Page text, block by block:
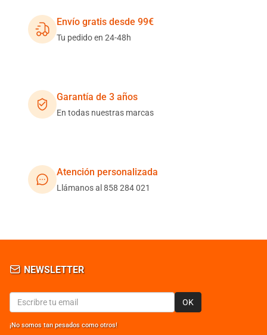
Envío gratis desde 99€
Tu pedido en 24-48h
Garantía de 3 años
En todas nuestras marcas
Atención personalizada
Llámanos al 858 284 021
NEWSLETTER
OK
¡No somos tan pesados como otros!